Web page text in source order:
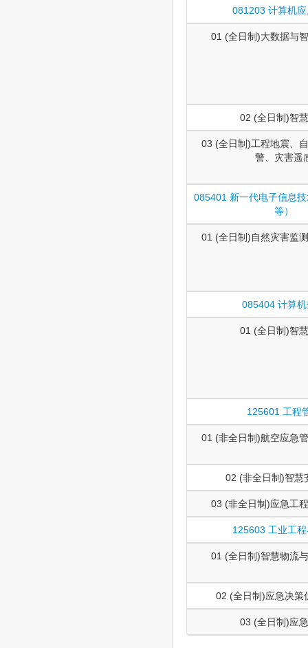
081203 计算机
01 (全日制)大数据与
02 (全日制)智
03 (全日制)工程地震、
警、灾害遥
085401 新一代电子信息
等）
01 (全日制)自然灾害监
085404 计算
01 (全日制)智
125601 工程
01 (非全日制)航空应急
02 (非全日制)智慧
03 (非全日制)应急工
125603 工业工
01 (全日制)智慧物流
02 (全日制)应急决策
03 (全日制)应